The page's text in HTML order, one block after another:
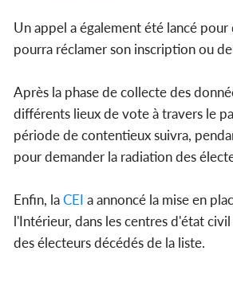
Un appel a également été lancé
pourra réclamer son inscription ou
Après la phase de collecte des
différents lieux de vote à travers le
période de contentieux suivra,
pour demander la radiation des
Enfin, laCEI a annoncé la mise en
l'Intérieur, dans les centres d'état
des électeurs décédés de la liste.